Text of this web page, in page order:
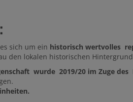
sich um ein historisch wertvolles
den lokalen historischen
wurde 2019/20 im Zuge